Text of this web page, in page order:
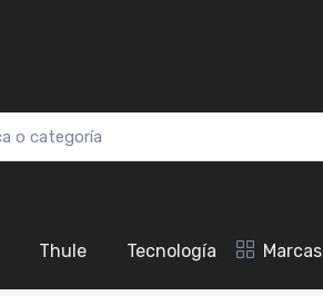
Thule Tecnología Marcas